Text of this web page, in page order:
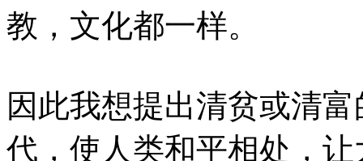
教，文化都一样。
因此我想提出清贫或清
代，使人类和平相处，